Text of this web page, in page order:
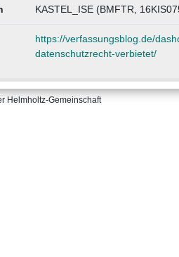
KASTEL_ISE (BMFTR,
https://verfassungsblog.de/
datenschutzrecht-verbietet/
Helmholtz-Gemeinschaft